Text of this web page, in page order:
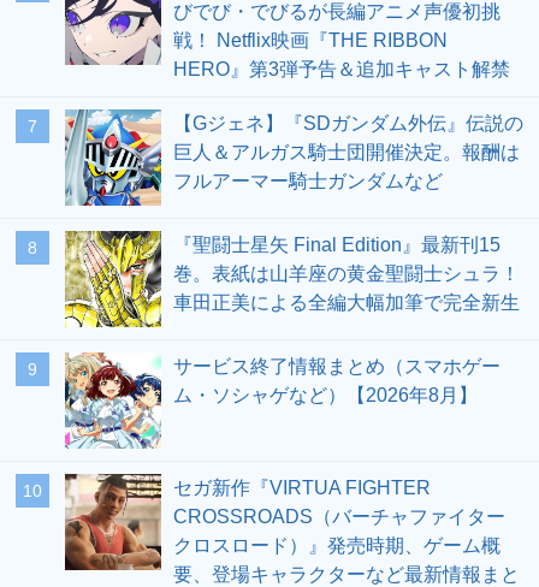
びでび・でびるが長編アニメ声優初挑
戦！ Netflix映画『THE RIBBON
HERO』第3弾予告＆追加キャスト解禁
7
【Gジェネ】『SDガンダム外伝』伝説の
巨人＆アルガス騎士団開催決定。報酬は
フルアーマー騎士ガンダムなど
8
『聖闘士星矢 Final Edition』最新刊15
巻。表紙は山羊座の黄金聖闘士シュラ！
車田正美による全編大幅加筆で完全新生
9
サービス終了情報まとめ（スマホゲー
ム・ソシャゲなど）【2026年8月】
10
セガ新作『VIRTUA FIGHTER
CROSSROADS（バーチャファイター
クロスロード）』発売時期、ゲーム概
要、登場キャラクターなど最新情報まと